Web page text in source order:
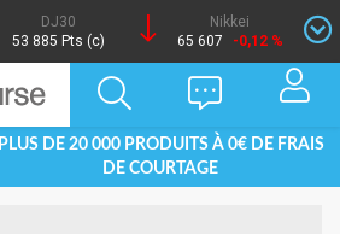
DJ30
53 885 Pts (c)
Nikkei
65 607
-0,12 %
PLUS DE 20 000 PRODUITS À 0€ DE FRAIS
DE COURTAGE